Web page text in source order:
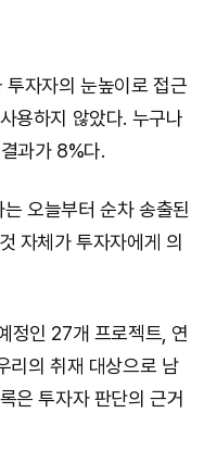
자자의 눈높이로 접근
용하지 않았다. 누구나
과가 8%다.
오늘부터 순차 송출된
자체가 투자자에게 의
정인 27개 프로젝트, 연
의 취재 대상으로 남
은 투자자 판단의 근거